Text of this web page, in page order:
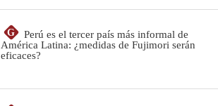
G
Perú es el tercer país más informal de
América Latina: ¿medidas de Fujimori serán
eficaces?